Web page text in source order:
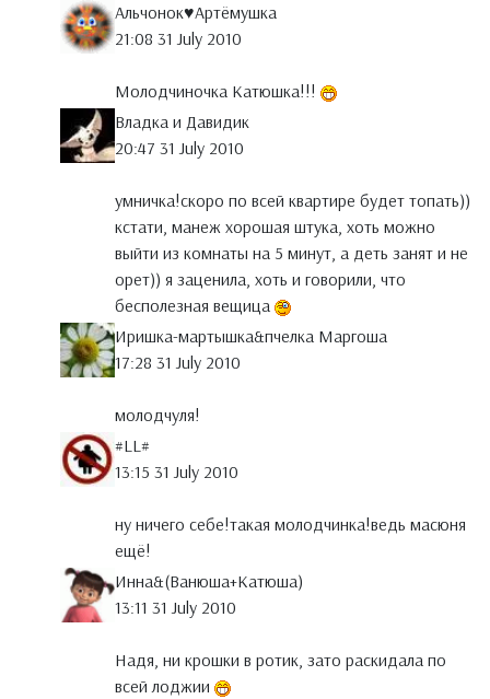
Альчонок♥Артёмушка
21:08 31 July 2010
Молодчиночка Катюшка!!!
Владка и Давидик
20:47 31 July 2010
умничка!скоро по всей квартире будет топать))
кстати, манеж хорошая штука, хоть можно
выйти из комнаты на 5 минут, а деть занят и не
орет)) я заценила, хоть и говорили, что
бесполезная вещица
Иришка-мартышка&пчелка Маргоша
17:28 31 July 2010
молодчуля!
#LL#
13:15 31 July 2010
ну ничего себе!такая молодчинка!ведь масюня
ещё!
Инна&(Ванюша+Катюша)
13:11 31 July 2010
Надя, ни крошки в ротик, зато раскидала по
всей лоджии